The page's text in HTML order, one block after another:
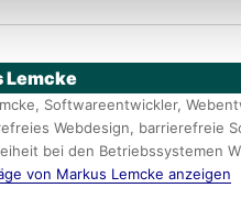
Lemcke
Softwareentwickler,
Webdesign, barrierefreie
bei den Betriebssystemen
von Markus Lemcke anzeigen